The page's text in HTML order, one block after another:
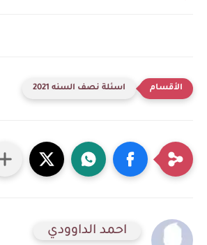
اسئلة نصف السنه 2021
احمد الداوودي